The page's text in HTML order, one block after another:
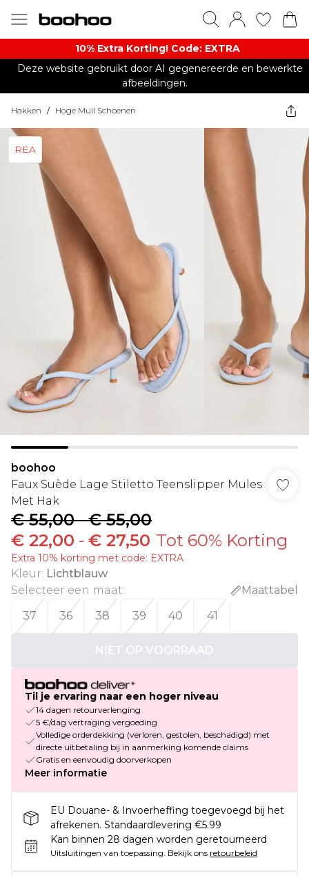
10% Extra Korting! Code: EXTRA​
Deze website gebruikt door AI gegenereerde en bewerkte
afbeeldingen.
Hakken / Hoge Muil Schoenen
REA
boohoo
Faux Suède Lage Stiletto Teenslipper Mules
Met Hak
€ 55,00-€ 55,00
€ 22,00 - € 27,50 Tot 60% Korting
Extra 10% korting met code: EXTRA
Kleur: Lichtblauw
Selecteer een maat:
Maattabel
37
36 38 39 40 41
NIET OP VOORRAAD
Til je ervaring naar een hoger niveau
14 dagen retourverlenging
5 €/dag vertraging vergoeding
Volledige orderdekking (verloren, gestolen, beschadigd) met
directe uitbetaling bij in aanmerking komende claims
Gratis en eenvoudig doorverkopen
Meer informatie
EU Douane- & Invoerheffing toegevoegd bij het
afrekenen. Standaardlevering €5.99
Kan binnen 28 dagen worden geretourneerd
Uitsluitingen van toepassing. Bekijk ons retourbeleid